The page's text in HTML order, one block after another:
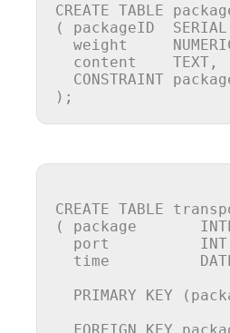
CREATE TABLE
( packageID  SERIAL
  weight
  content    TEXT,
CONSTRAINT
);
CREATE TABLE
INT
time
PRIMARY KEY